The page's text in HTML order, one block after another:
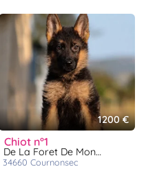
1200 €
chiot n°1
De La Foret De Montmaure
34660 cournonsec